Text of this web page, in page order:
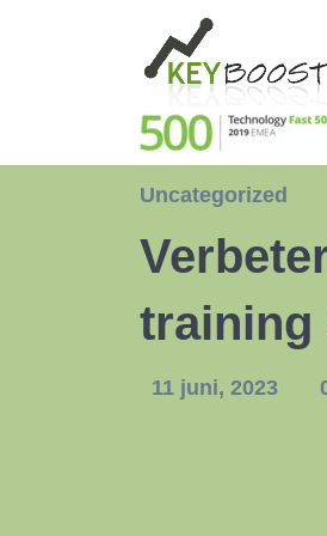
Uncategorized
training
11 juni, 2023